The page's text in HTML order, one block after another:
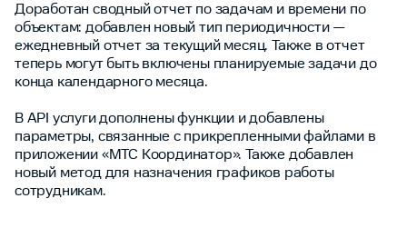
Доработан сводный отчет по задачам и времени по
объектам: добавлен новый тип периодичности —
ежедневный отчет за текущий месяц. Также в отчет
теперь могут быть включены планируемые задачи до
конца календарного месяца.
В API услуги дополнены функции и добавлены
параметры, связанные с прикрепленными файлами в
приложении «МТС Координатор». Также добавлен
новый метод для назначения графиков работы
сотрудникам.